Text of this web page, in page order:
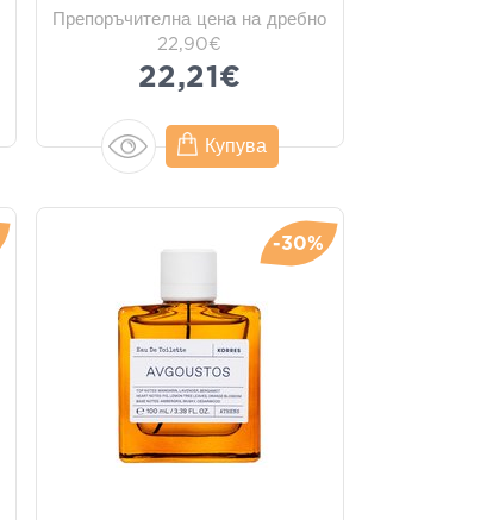
Препоръчителна цена на дребно
22,90€
22,21€
Купува
-30%